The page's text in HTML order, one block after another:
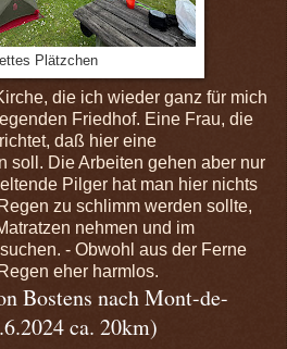
Plätzchen
die ich wieder ganz für mich
Friedhof. Eine Frau, die
daß hier eine
soll. Die Arbeiten gehen aber nur
Pilger hat man hier nichts
zu schlimm werden sollte,
nehmen und im
- Obwohl aus der Ferne
eher harmlos.
Bostens nach Mont-de-
ca. 20km)